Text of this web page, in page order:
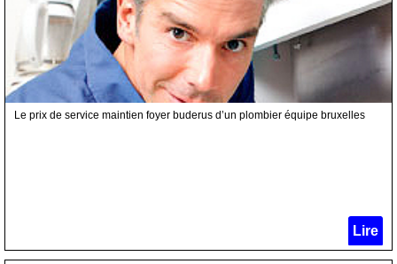
Le prix de service maintien foyer buderus d’un plombier équipe bruxelles
Lire